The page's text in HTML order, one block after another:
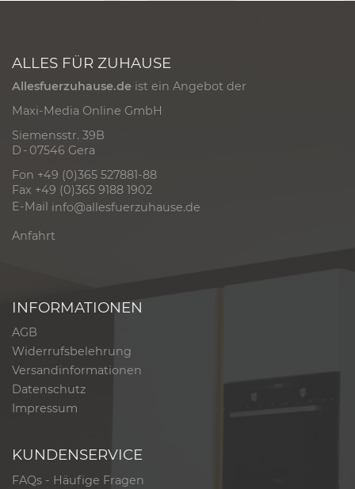
ALLES FÜR ZUHAUSE
Allesfuerzuhause.de ist ein Angebot der
Maxi-Media Online GmbH
Siemensstr. 39B
D - 07546 Gera
Fon +49 (0)365 527881-88
Fax +49 (0)365 9188 1902
E-Mail info@allesfuerzuhause.de
Anfahrt
INFORMATIONEN
AGB
Widerrufsbelehrung
Versandinformationen
Datenschutz
Impressum
KUNDENSERVICE
FAQs - Häufige Fragen